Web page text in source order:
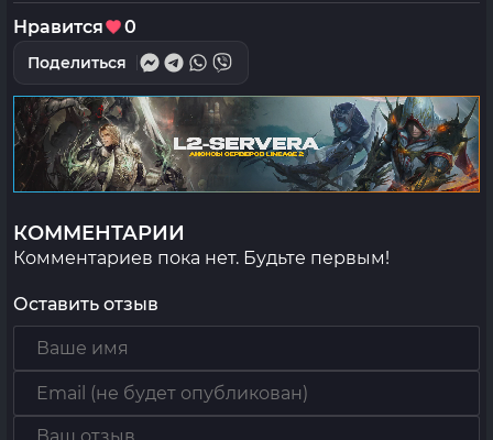
Нравится 0
Поделиться
КОММЕНТАРИИ
Комментариев пока нет. Будьте первым!
Оставить отзыв